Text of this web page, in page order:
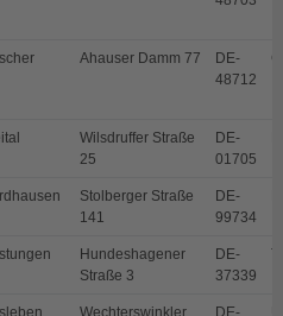
Ahauser Damm 77
DE-
48712
Wilsdruffer Straße
25
DE-
01705
Stolberger Straße
141
DE-
99734
Hundeshagener
Straße 3
DE-
37339
Wechterswinkler
DE-